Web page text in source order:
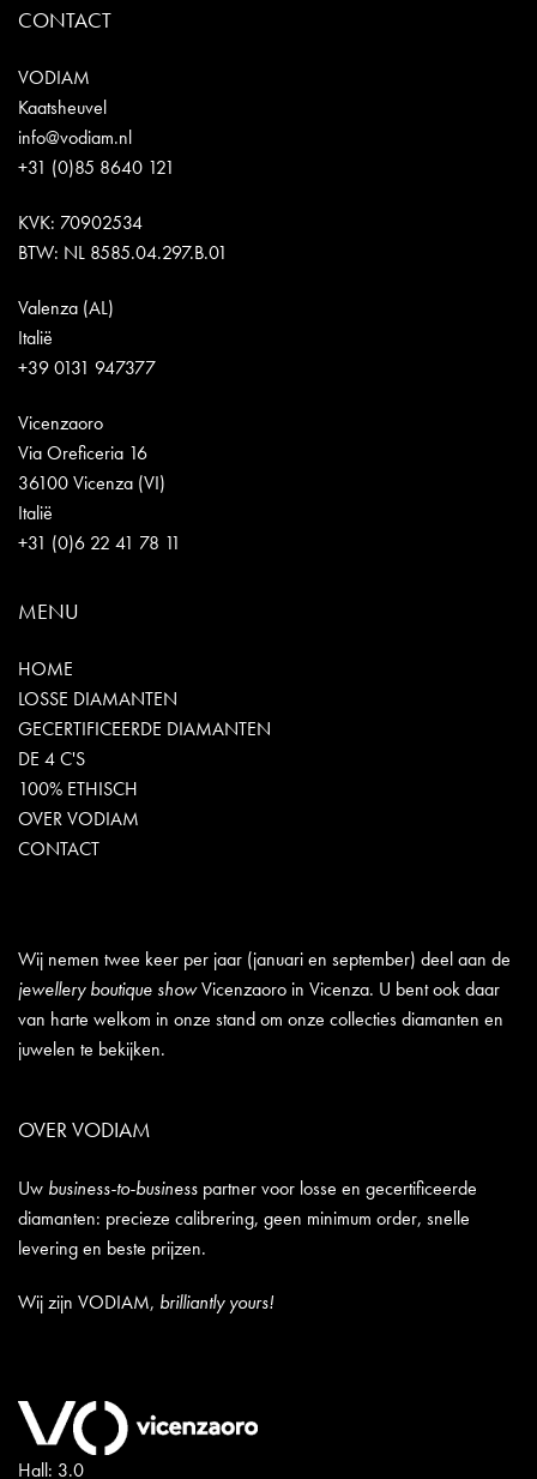
CONTACT
VODIAM
Kaatsheuvel
info@vodiam.nl
+31 (0)85 8640 121
KVK: 70902534
BTW: NL 8585.04.297.B.01
Valenza (AL)
Italië
+39 0131 947377
Vicenzaoro
Via Oreficeria 16
36100 Vicenza (VI)
Italië
+31 (0)6 22 41 78 11
MENU
HOME
LOSSE DIAMANTEN
GECERTIFICEERDE DIAMANTEN
DE 4 C'S
100% ETHISCH
OVER VODIAM
CONTACT
Wij nemen twee keer per jaar (januari en september) deel aan de
jewellery boutique showVicenzaoro in Vicenza. U bent ook daar
van harte welkom in onze stand om onze collecties diamanten en
juwelen te bekijken.
OVER VODIAM
Uw business-to-business partner voor losse en gecertificeerde
diamanten: precieze calibrering, geen minimum order, snelle
levering en beste prijzen.
Wij zijn VODIAM, brilliantly yours!
Hall: 3.0